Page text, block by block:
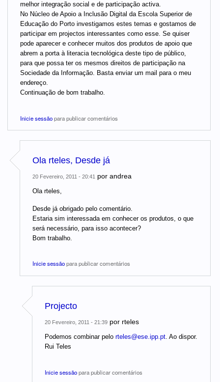
melhor integração social e de participação activa.
No Núcleo de Apoio a Inclusão Digital da Escola Superior de
Educação do Porto investigamos estes temas e gostamos de
participar em projectos interessantes como esse. Se quiser
pode aparecer e conhecer muitos dos produtos de apoio que
abrem a porta à literacia tecnológica deste tipo de público,
para que possa ter os mesmos direitos de participação na
Sociedade da Informação. Basta enviar um mail para o meu
endereço.
Continuação de bom trabalho.
Inicie sessãopara publicar comentários
Ola rteles, Desde já
20 Fevereiro, 2011 - 20:41 por andrea
Ola rteles,
Desde já obrigado pelo comentário.
Estaria sim interessada em conhecer os produtos, o que
será necessário, para isso acontecer?
Bom trabalho.
Inicie sessãopara publicar comentários
Projecto
20 Fevereiro, 2011 - 21:39 por rteles
Podemos combinar pelo rteles@ese.ipp.pt. Ao dispor.
Rui Teles
Inicie sessãopara publicar comentários